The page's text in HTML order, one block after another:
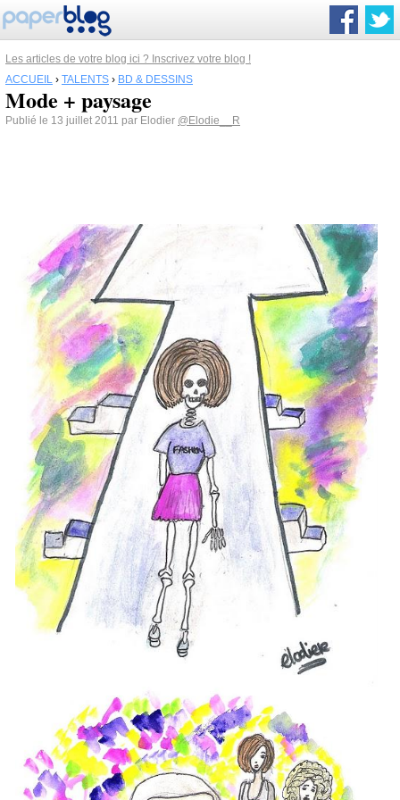
Les articles de votre blog ici ? Inscrivez votre blog !
ACCUEIL › TALENTS › BD & DESSINS
Mode + paysage
Publié le 13 juillet 2011 par Elodier @Elodie__R